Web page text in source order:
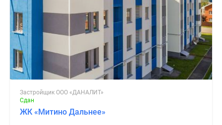
Застройщик ООО «ДАНАЛИТ»
Сдан
ЖК «Митино Дальнее»